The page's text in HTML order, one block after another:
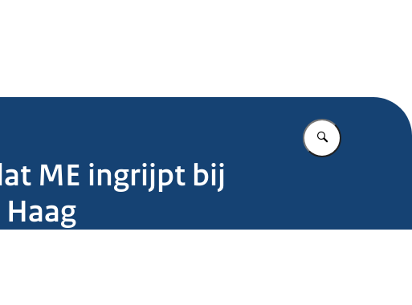
Vul in wat u
ME ingrijpt bij